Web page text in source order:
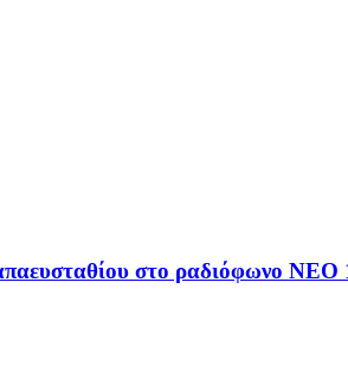
στο ραδιόφωνο NEO